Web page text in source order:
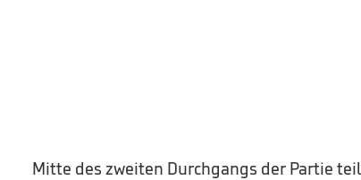
Mitte des zweiten Durchgangs der Partie